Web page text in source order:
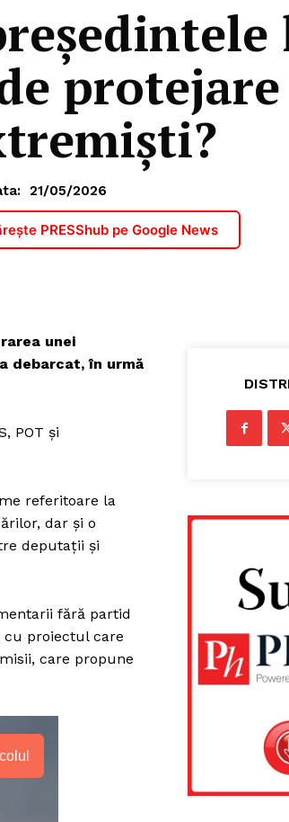
protejare
21/05/2026
PRESShub pe Google News
unei
debarcat, în urmă
POT și
referitoare la
dar și o
deputații și
fără partid
cu proiectul care
care propune